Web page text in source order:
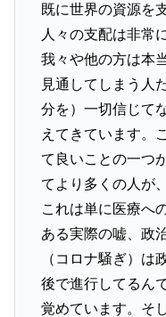
既に世界の資源を
人々の支配は非常
我々や他の方は本
見通してしまう人
分を）一切信じて
えてきています。
て良いことの一つ
てより多くの人が
これは単に医療へ
ある実際の嘘、政
（コロナ騒ぎ）は
後で進行してるん
覚めています。そ